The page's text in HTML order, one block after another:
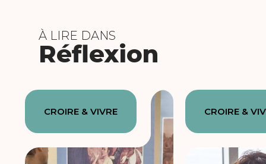
À LIRE DANS
Réflexion
CROIRE & VIVRE CROIRE &